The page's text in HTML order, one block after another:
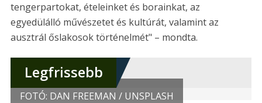
FOTÓ: DAN FREEMAN / UNSPLASH
tengerpartokat, ételeinket és borainkat, az
egyedülálló művészetet és kultúrát, valamint az
ausztrál őslakosok történelmét" – mondta.
Legfrissebb